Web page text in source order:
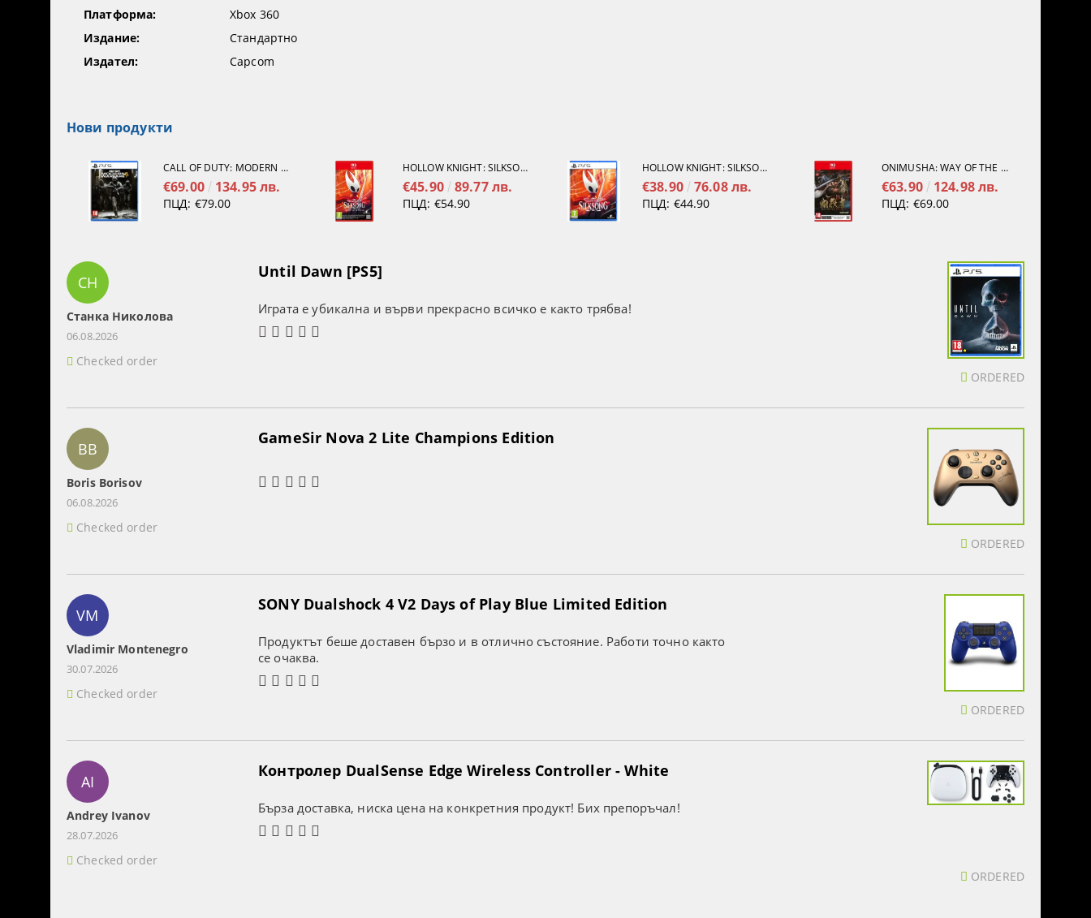
Платформа:
Xbox 360
Издание:
Стандартно
Издател:
Capcom
Нови продукти
CALL OF DUTY: MODERN WARFARE 4[PS5]
€69.00 134.95 лв.
ПЦД: €79.00
HOLLOW KNIGHT: SILKSONG [NINTENDO SWITCH 2]
€45.90 89.77 лв.
ПЦД: €54.90
HOLLOW KNIGHT: SILKSONG [PS5]
€38.90 76.08 лв.
ПЦД: €44.90
ONIMUSHA: WAY OF THE SWORD [NINTENDO SWITCH 2]
€63.90 124.98 лв.
ПЦД: €69.00
СН
Станка Николова
06.08.2026
Checked order
Until Dawn [PS5]
Играта е убикална и върви прекрасно всичко е както трябва!
ORDERED
BB
Boris Borisov
06.08.2026
Checked order
GameSir Nova 2 Lite Champions Edition
ORDERED
VM
Vladimir Montenegro
30.07.2026
Checked order
SONY Dualshock 4 V2 Days of Play Blue Limited Edition
Продуктът беше доставен бързо и в отлично състояние. Работи точно както
се очаква.
ORDERED
AI
Andrey Ivanov
28.07.2026
Checked order
Контролер DualSense Edge Wireless Controller - White
Бърза доставка, ниска цена на конкретния продукт! Бих препоръчал!
ORDERED